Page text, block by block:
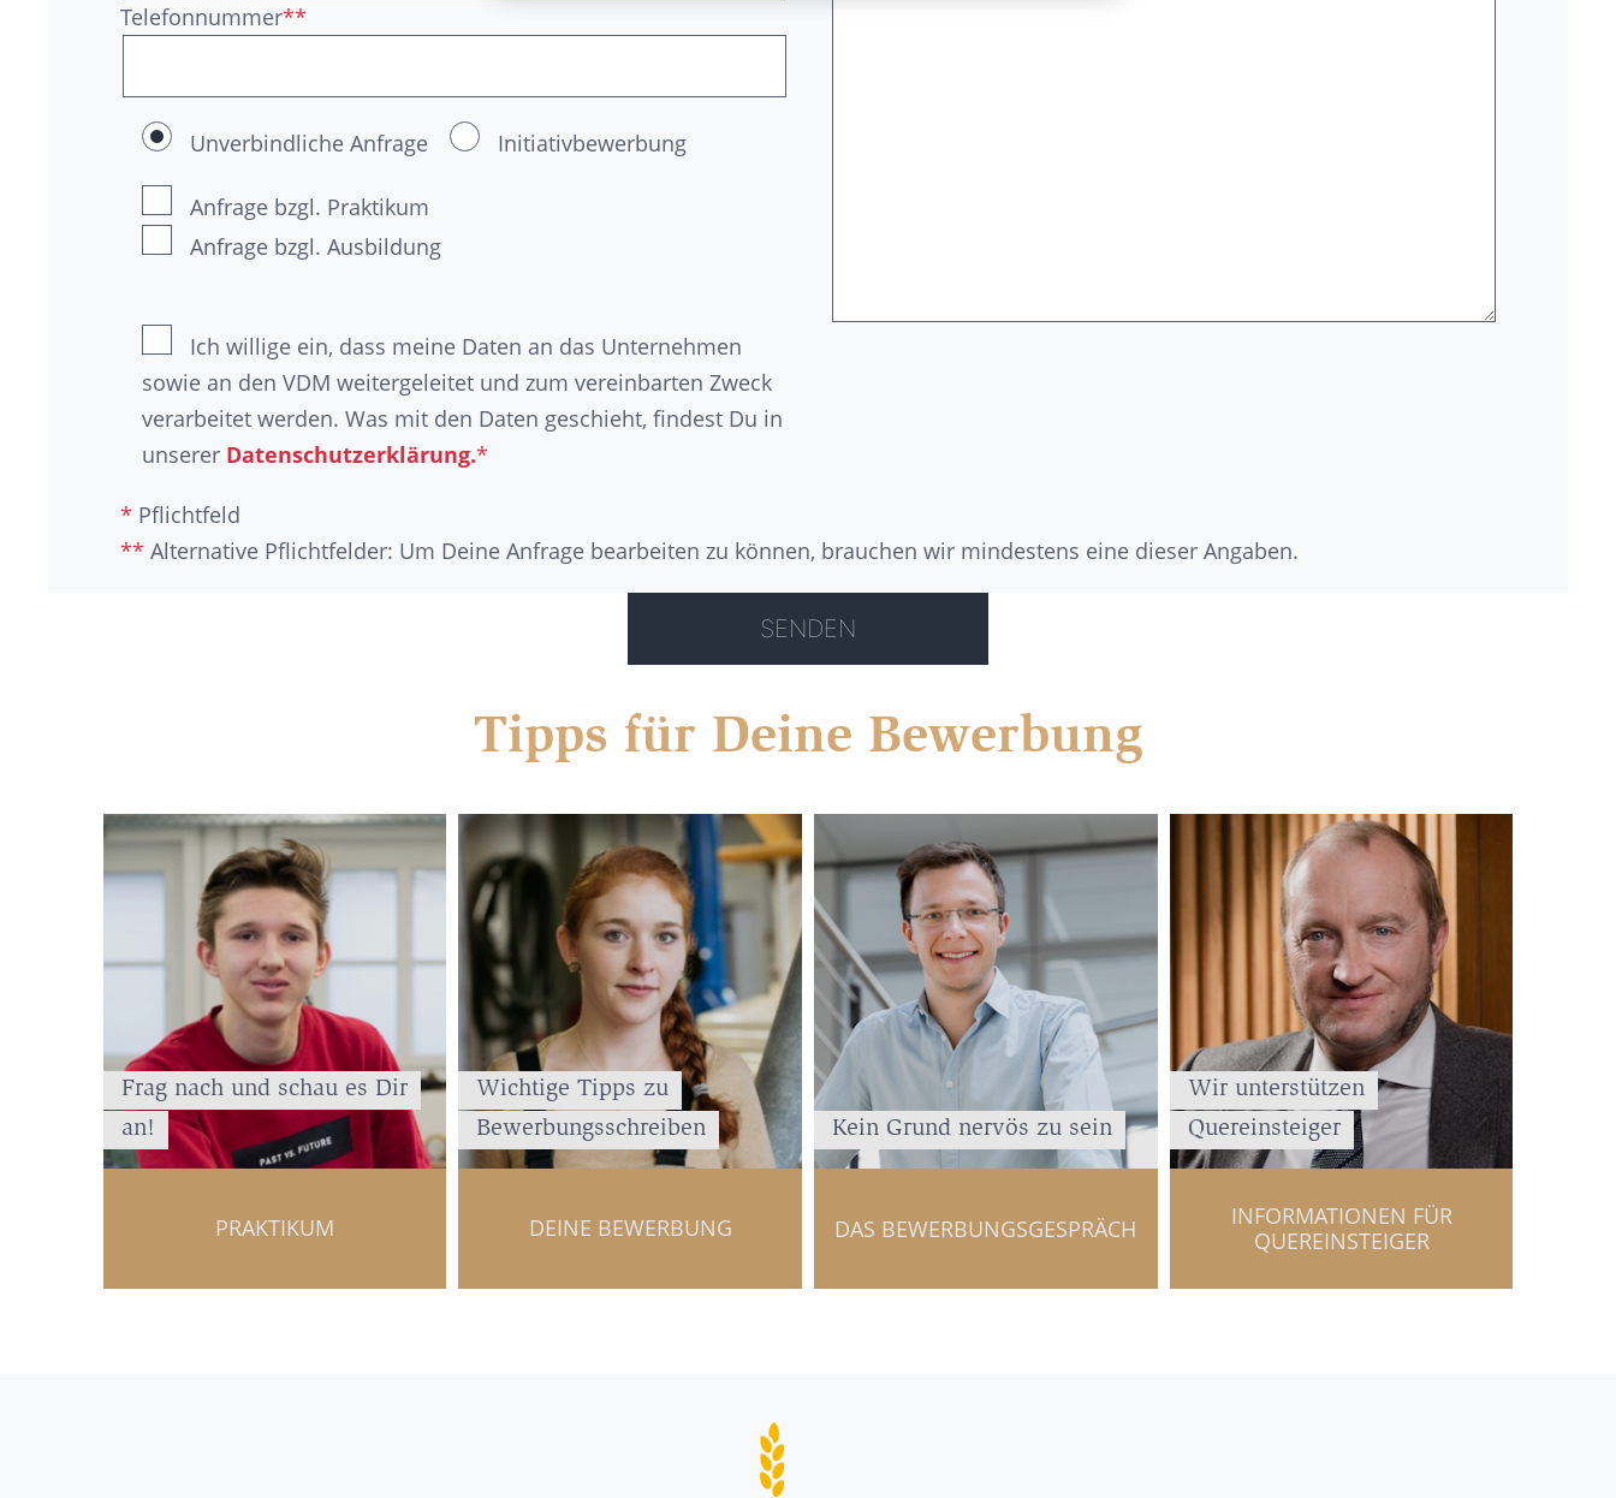
Telefonnummer**
Unverbindliche Anfrage Initiativbewerbung
Anfrage bzgl. Praktikum
Anfrage bzgl. Ausbildung
Ich willige ein, dass meine Daten an das Unternehmen
sowie an den VDM weitergeleitet und zum vereinbarten Zweck
verarbeitet werden. Was mit den Daten geschieht, findest Du in
unserer Datenschutzerklärung.*
* Pflichtfeld
** Alternative Pflichtfelder: Um Deine Anfrage bearbeiten zu können, brauchen wir mindestens eine dieser Angaben.
Tipps für Deine Bewerbung
Frag nach und schau es Dir
an!
PRAKTIKUM
Wichtige Tipps zu
Bewerbungsschreiben
DEINE BEWERBUNG
Kein Grund nervös zu sein
DAS BEWERBUNGSGESPRÄCH
Wir unterstützen
Quereinsteiger
INFORMATIONEN FÜR
QUEREINSTEIGER